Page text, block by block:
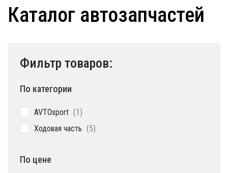
Каталог автозапчастей
Фильтр товаров:
По категории
AVTOsport 11
Ходовая часть 55
По цене